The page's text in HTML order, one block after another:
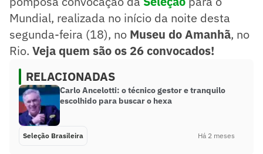
Mundial, realizada no início da noite desta
segunda-feira (18), no Museu do Amanhã, no
Rio. Veja quem são os 26 convocados!
RELACIONADAS
Carlo Ancelotti: o técnico gestor e tranquilo
escolhido para buscar o hexa
Seleção Brasileira Há 2 meses